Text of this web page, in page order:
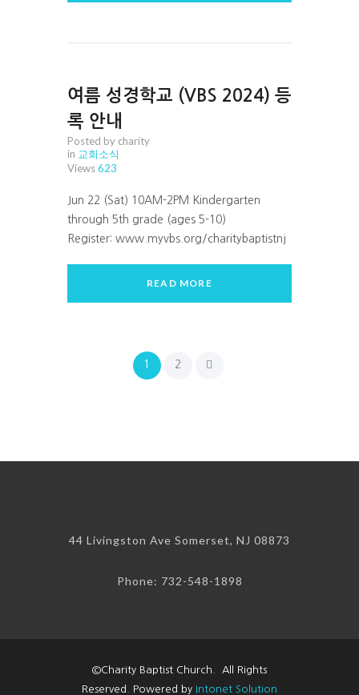
여름 성경학교 (VBS 2024) 등
록 안내
Posted by charity
in 교회소식
Views623
Jun 22 (Sat) 10AM-2PM Kindergarten
through 5th grade (ages 5-10)
Register: www.myvbs.org/charitybaptistnj
READ MORE
1 2
44 Livingston Ave Somerset, NJ 08873
Phone: 732-548-1898
©Charity Baptist Church. All Rights
Reserved. Powered by Intonet Solution